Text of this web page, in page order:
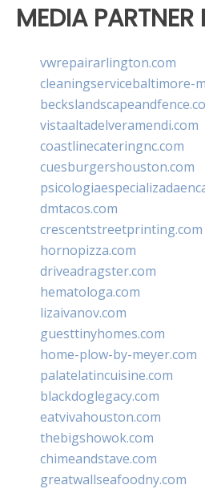
MEDIA PARTNER
vwrepairarlington.com
cleaningservicebaltimore-
vistaaltadelveramendi.com
coastlinecateringnc.com
cuesburgershouston.com
dmtacos.com
crescentstreetprinting.com
hornopizza.com
driveadragster.com
hematologa.com
lizaivanov.com
guesttinyhomes.com
home-plow-by-meyer.com
palatelatincuisine.com
blackdoglegacy.com
eatvivahouston.com
thebigshowok.com
chimeandstave.com
greatwallseafoodny.com